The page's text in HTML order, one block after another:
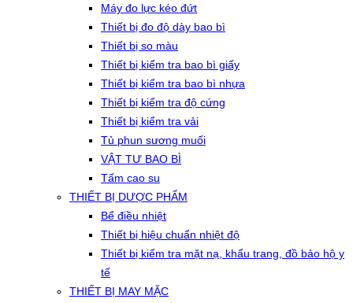
Máy đo lực kéo đứt
Thiết bị đo độ dày bao bì
Thiết bị so màu
Thiết bị kiểm tra bao bì giấy
Thiết bị kiểm tra bao bì nhựa
Thiết bị kiểm tra độ cứng
Thiết bị kiểm tra vải
Tủ phun sương muối
VẬT TƯ BAO BÌ
Tấm cao su
THIẾT BỊ DƯỢC PHẨM
Bể điều nhiệt
Thiết bị hiệu chuẩn nhiệt độ
Thiết bị kiểm tra mặt nạ, khẩu trang, đồ bảo hộ y
tế
THIẾT BỊ MAY MẶC